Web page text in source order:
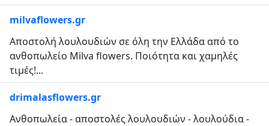
milvaflowers.gr
Αποστολή λουλουδιών σε όλη την Ελλάδα από το
ανθοπωλείο Milva flowers. Ποιότητα και χαμηλές
τιμές!...
drimalasflowers.gr
Ανθοπωλεία - αποστολές λουλουδιών - λουλούδια -